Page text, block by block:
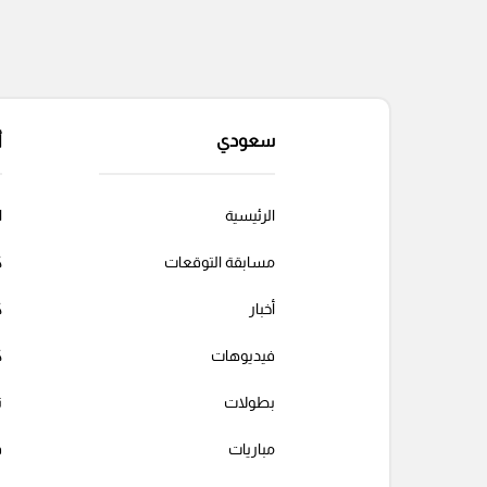
سعودي
الرئيسية
مسابقة التوقعات
أخبار
فيديوهات
بطولات
مباريات